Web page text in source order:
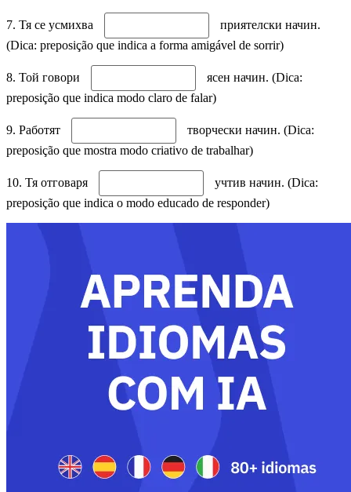
7. Тя се усмихва
приятелски начин.
(Dica: preposição que indica a forma amigável de sorrir)
8. Той говори
ясен начин. (Dica:
preposição que indica modo claro de falar)
9. Работят
творчески начин. (Dica:
preposição que mostra modo criativo de trabalhar)
10. Тя отговаря
учтив начин. (Dica:
preposição que indica o modo educado de responder)